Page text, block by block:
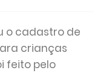
o cadastro de
crianças
feito pelo